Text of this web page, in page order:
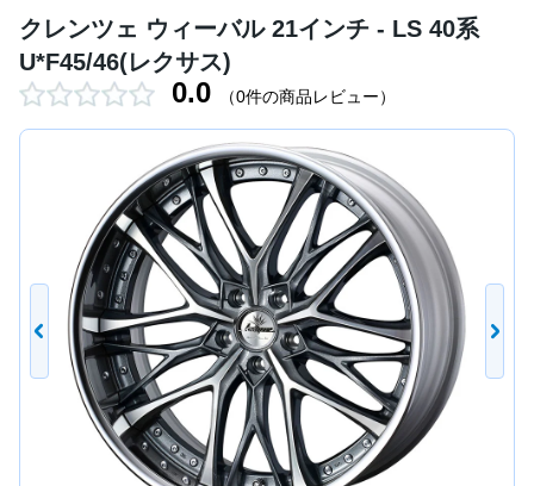
クレンツェ ウィーバル 21インチ - LS 40系
U*F45/46(レクサス)
0.0 （0件の商品レビュー）